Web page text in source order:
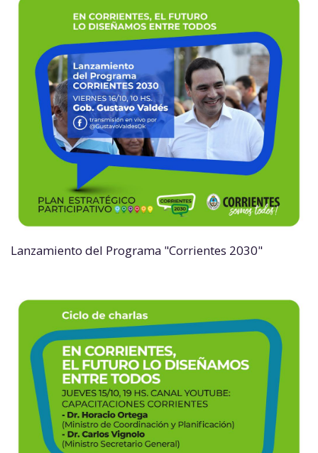
Lanzamiento del Programa "Corrientes 2030"